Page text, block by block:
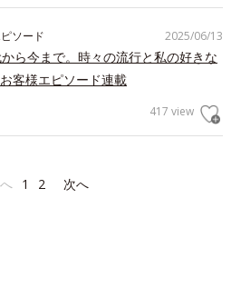
2025/06/13
ソード
ら今まで。時々の流行と私の好きな
客様エピソード連載
417 view
1 2 次へ